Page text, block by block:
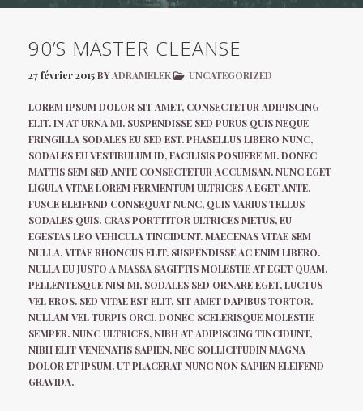
90’S MASTER CLEANSE
27 février 2015BYADRAMELEK UNCATEGORIZED
LOREM IPSUM DOLOR SIT AMET, CONSECTETUR ADIPISCING
ELIT. IN AT URNA MI. SUSPENDISSE SED PURUS QUIS NEQUE
FRINGILLA SODALES EU SED EST. PHASELLUS LIBERO NUNC,
SODALES EU VESTIBULUM ID, FACILISIS POSUERE MI. DONEC
MATTIS SEM SED ANTE CONSECTETUR ACCUMSAN. NUNC EGET
LIGULA VITAE LOREM FERMENTUM ULTRICES A EGET ANTE.
FUSCE ELEIFEND CONSEQUAT NUNC, QUIS VARIUS TELLUS
SODALES QUIS. CRAS PORTTITOR ULTRICES METUS, EU
EGESTAS LEO VEHICULA TINCIDUNT. MAECENAS VITAE SEM
NULLA, VITAE RHONCUS ELIT. SUSPENDISSE AC ENIM LIBERO.
NULLA EU JUSTO A MASSA SAGITTIS MOLESTIE AT EGET QUAM.
PELLENTESQUE NISI MI, SODALES SED ORNARE EGET, LUCTUS
VEL EROS. SED VITAE EST ELIT, SIT AMET DAPIBUS TORTOR.
NULLAM VEL TURPIS ORCI. DONEC SCELERISQUE MOLESTIE
SEMPER. NUNC ULTRICES, NIBH AT ADIPISCING TINCIDUNT,
NIBH ELIT VENENATIS SAPIEN, NEC SOLLICITUDIN MAGNA
DOLOR ET IPSUM. UT PLACERAT NUNC NON SAPIEN ELEIFEND
GRAVIDA.